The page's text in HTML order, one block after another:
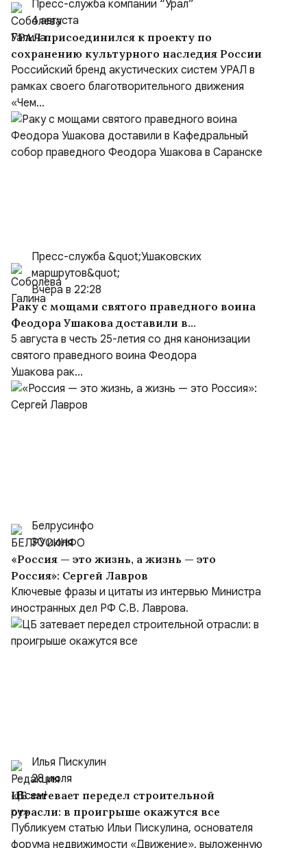
Пресс-служба компании “Урал”
4 августа
УРАЛ присоединился к проекту по
сохранению культурного наследия России
Российский бренд акустических систем УРАЛ в
рамках своего благотворительного движения
«Чем...
Пресс-служба &quot;Ушаковских
маршрутов&quot;
Вчера в 22:28
Раку с мощами святого праведного воина
Феодора Ушакова доставили в
Кафедральный собор праведного Феодора
Ушакова в Саранске
5 августа в честь 25-летия со дня канонизации
святого праведного воина Феодора
Ушакова рак...
Белрусинфо
30 июля
«Россия — это жизнь, а жизнь — это
Россия»: Сергей Лавров
Ключевые фразы и цитаты из интервью Министра
иностранных дел РФ С.В. Лаврова.
Илья Пискулин
28 июля
ЦБ затевает передел строительной
отрасли: в проигрыше окажутся все
Публикуем статью Ильи Пискулина, основателя
форума недвижимости «Движение», выложенную